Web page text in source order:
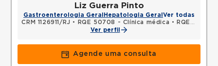
Liz Guerra Pinto
Gastroenterologia Geral Hepatologia Geral Ver todas
CRM 1126911/RJ • RQE 50708 - Clínica médica •
RQE 55937 - Gastroenterologia
Ver perfil
Agende uma consulta